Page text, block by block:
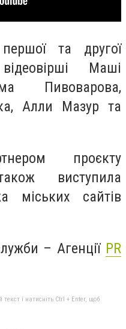
та другої
Маші
Пивоварова,
Алли Мазур та
проєкту
виступила
міських сайтів
– Агенції PR
і натисніть Ctrl + Enter, щоб